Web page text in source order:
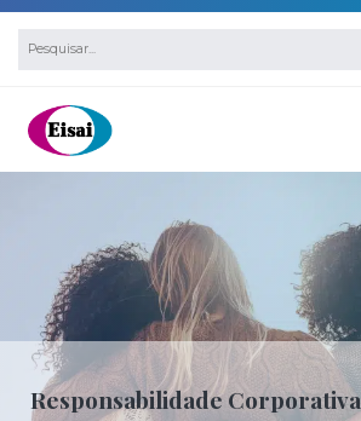
Responsabilidade Corporativa